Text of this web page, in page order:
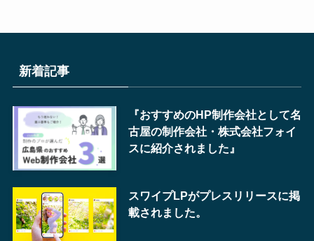
新着記事
『おすすめのHP制作会社として名
古屋の制作会社・株式会社フォイ
スに紹介されました』
スワイプLPがプレスリリースに掲
載されました。